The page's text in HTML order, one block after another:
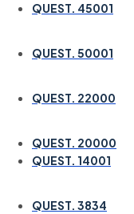
QUEST. 45001
QUEST. 50001
QUEST. 22000
QUEST. 20000
QUEST. 14001
QUEST. 3834